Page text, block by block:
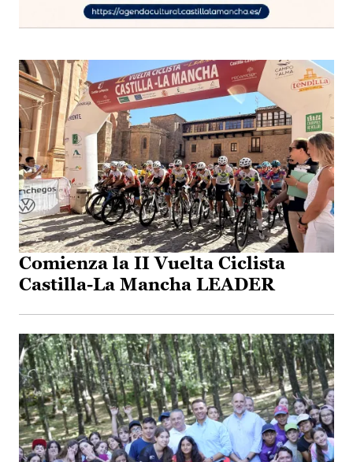
Comienza la II Vuelta Ciclista
Castilla-La Mancha LEADER